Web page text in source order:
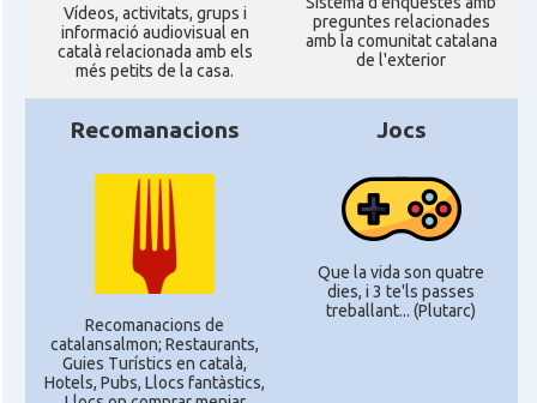
Ví­deos, activitats, grups i
informació audiovisual en
català relacionada amb els
més petits de la casa.
preguntes relacionades
amb la comunitat catalana
de l'exterior
Recomanacions
Recomanacions de
catalansalmon; Restaurants,
Guies Turístics en català,
Hotels, Pubs, Llocs fantàstics,
Jocs
Que la vida son quatre
dies, i 3 te'ls passes
treballant... (Plutarc)